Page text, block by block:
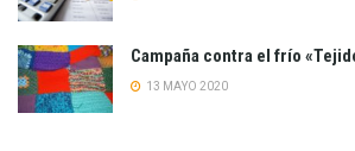
Campaña contra el frío
13 MAYO 2020